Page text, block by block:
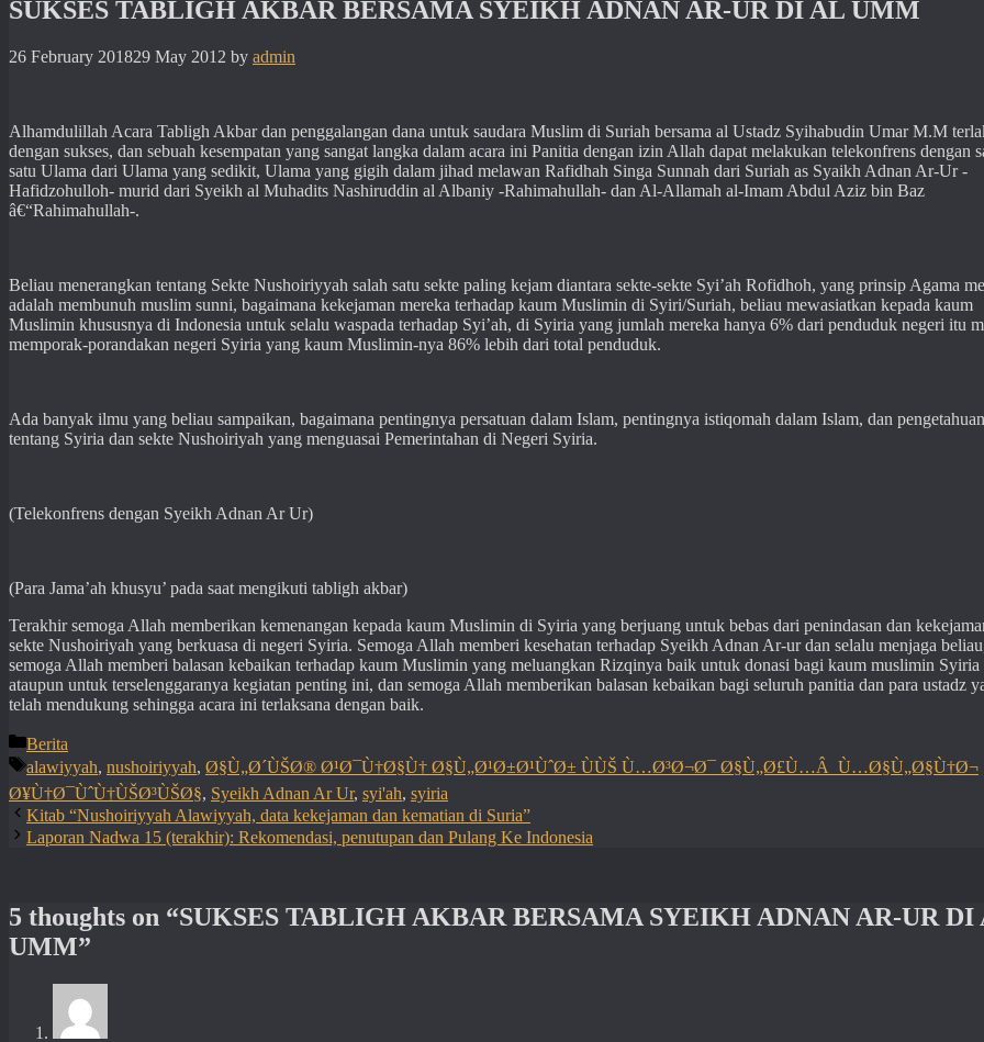
SUKSES TABLIGH AKBAR BERSAMA SYEIKH ADNAN AR-UR DI AL UMM
26 February 201829 May 2012 by admin
Alhamdulillah Acara Tabligh Akbar dan penggalangan dana untuk saudara Muslim di Suriah bersama al Ustadz Syihabudin Umar M.M
dengan sukses, dan sebuah kesempatan yang sangat langka dalam acara ini Panitia dengan izin Allah dapat melakukan telekonfrens dengan
satu Ulama dari Ulama yang sedikit, Ulama yang gigih dalam jihad melawan Rafidhah Singa Sunnah dari Suriah as Syaikh Adnan Ar-Ur -
Hafidzohulloh- murid dari Syeikh al Muhadits Nashiruddin al Albaniy -Rahimahullah- dan Al-Allamah al-Imam Abdul Aziz bin Baz
â€“Rahimahullah-.
Beliau menerangkan tentang Sekte Nushoiriyyah salah satu sekte paling kejam diantara sekte-sekte Syi’ah Rofidhoh, yang prinsip Agama
adalah membunuh muslim sunni, bagaimana kekejaman mereka terhadap kaum Muslimin di Syiri/Suriah, beliau mewasiatkan kepada kaum
Muslimin khususnya di Indonesia untuk selalu waspada terhadap Syi’ah, di Syiria yang jumlah mereka hanya 6% dari penduduk negeri itu
memporak-porandakan negeri Syiria yang kaum Muslimin-nya 86% lebih dari total penduduk.
Ada banyak ilmu yang beliau sampaikan, bagaimana pentingnya persatuan dalam Islam, pentingnya istiqomah dalam Islam, dan pengetahuan
tentang Syiria dan sekte Nushoiriyah yang menguasai Pemerintahan di Negeri Syiria.
(Telekonfrens dengan Syeikh Adnan Ar Ur)
(Para Jama’ah khusyu’ pada saat mengikuti tabligh akbar)
Terakhir semoga Allah memberikan kemenangan kepada kaum Muslimin di Syiria yang berjuang untuk bebas dari penindasan dan
sekte Nushoiriyah yang berkuasa di negeri Syiria. Semoga Allah memberi kesehatan terhadap Syeikh Adnan Ar-ur dan selalu menjaga
semoga Allah memberi balasan kebaikan terhadap kaum Muslimin yang meluangkan Rizqinya baik untuk donasi bagi kaum muslimin Syiria
ataupun untuk terselenggaranya kegiatan penting ini, dan semoga Allah memberikan balasan kebaikan bagi seluruh panitia dan para ustadz
telah mendukung sehingga acara ini terlaksana dengan baik.
Categories
Berita
Tags
alawiyyah, nushoiriyyah, Ø§Ù„Ø´ÙŠØ® Ø¹Ø¯Ù†Ø§Ù† Ø§Ù„Ø¹Ø±Ø¹ÙˆØ± ÙÙŠ Ù…Ø³Ø¬Ø¯ Ø§Ù„Ø£Ù…Â Ù…Ø§Ù„Ø§Ù†Ø¬
Ø¥Ù†Ø¯ÙˆÙ†ÙŠØ³ÙŠØ§, Syeikh Adnan Ar Ur, syi'ah, syiria
Kitab “Nushoiriyyah Alawiyyah, data kekejaman dan kematian di Suria”
Laporan Nadwa 15 (terakhir): Rekomendasi, penutupan dan Pulang Ke Indonesia
5 thoughts on “SUKSES TABLIGH AKBAR BERSAMA SYEIKH ADNAN AR-UR DI
UMM”